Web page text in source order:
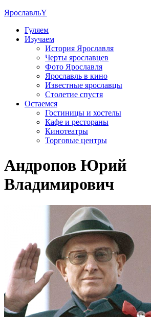
ЯрославльY
Гуляем
Изучаем
История Ярославля
Черты ярославцев
Фото Ярославля
Ярославль в кино
Известные ярославцы
Столетие спустя
Остаемся
Гостиницы и хостелы
Кафе и рестораны
Кинотеатры
Торговые центры
Андропов Юрий
Владимирович